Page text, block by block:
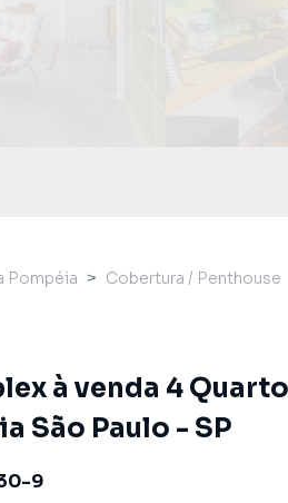
Pompéia Cobertura / Penthouse
à venda 4
São Paulo - SP
9